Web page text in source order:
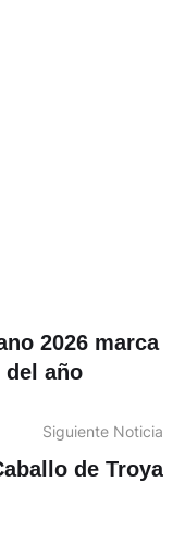
2026 marca
del año
Siguiente Noticia
de Troya